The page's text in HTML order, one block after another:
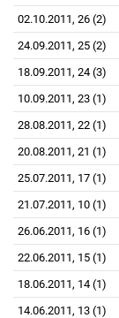
02.10.2011, 26 (2)
24.09.2011, 25 (2)
18.09.2011, 24 (3)
10.09.2011, 23 (1)
28.08.2011, 22 (1)
20.08.2011, 21 (1)
25.07.2011, 17 (1)
21.07.2011, 10 (1)
26.06.2011, 16 (1)
22.06.2011, 15 (1)
18.06.2011, 14 (1)
14.06.2011, 13 (1)